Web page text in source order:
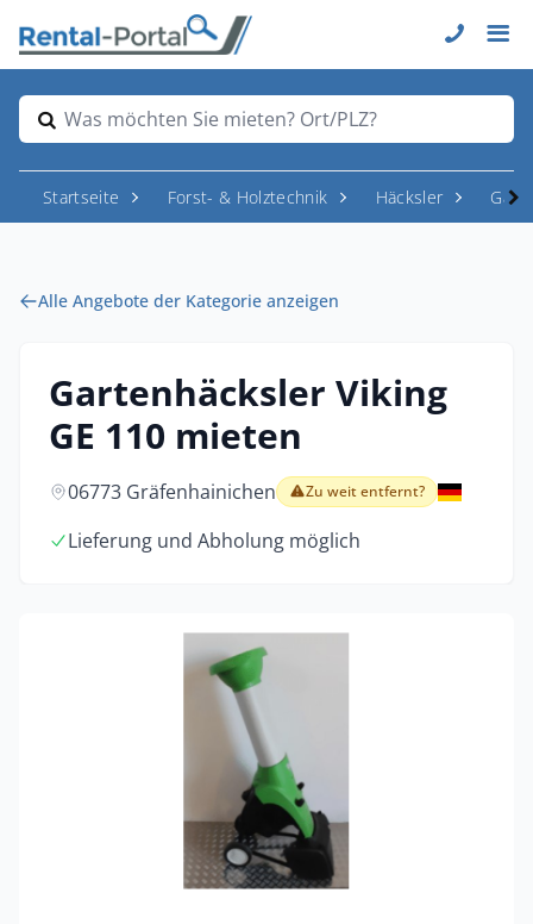
Was möchten Sie mieten? Ort/PLZ?
Startseite Forst- & Holztechnik Häcksler
Alle Angebote der Kategorie anzeigen
Gartenhäcksler Viking
GE 110 mieten
06773 Gräfenhainichen Zu weit entfernt?
Lieferung und Abholung möglich